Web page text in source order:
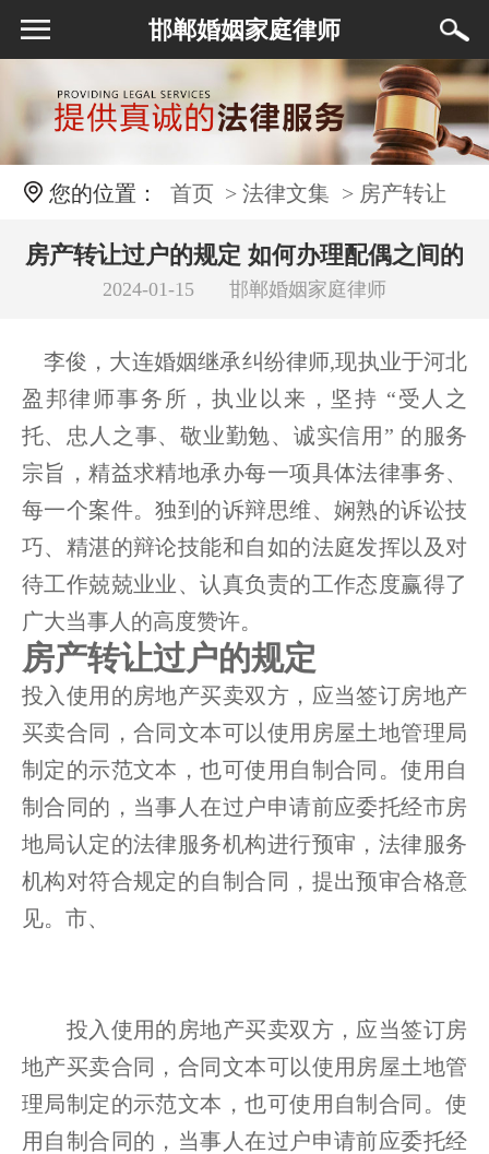
邯郸婚姻家庭律师
您的位置： 首页 > 法律文集 > 房产转让
过户的规定 如何办理配偶之间的房地产登记权
房产转让过户的规定 如何办理配偶之间的
房地产登记权利人变更登记？
2024-01-15 邯郸婚姻家庭律师
李俊，大连婚姻继承纠纷律师,现执业于河北
盈邦律师事务所，执业以来，坚持 “受人之
托、忠人之事、敬业勤勉、诚实信用” 的服务
宗旨，精益求精地承办每一项具体法律事务、
每一个案件。独到的诉辩思维、娴熟的诉讼技
巧、精湛的辩论技能和自如的法庭发挥以及对
待工作兢兢业业、认真负责的工作态度赢得了
广大当事人的高度赞许。
房产转让过户的规定
投入使用的房地产买卖双方，应当签订房地产
买卖合同，合同文本可以使用房屋土地管理局
制定的示范文本，也可使用自制合同。使用自
制合同的，当事人在过户申请前应委托经市房
地局认定的法律服务机构进行预审，法律服务
机构对符合规定的自制合同，提出预审合格意
见。市、
投入使用的房地产买卖双方，应当签订房
地产买卖合同，合同文本可以使用房屋土地管
理局制定的示范文本，也可使用自制合同。使
用自制合同的，当事人在过户申请前应委托经